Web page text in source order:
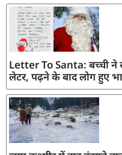
Letter To Santa: बच्ची ने
लेटर, पढ़ने के बाद लोग हुए